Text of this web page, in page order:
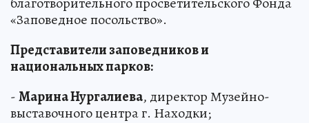
«Заповедное посольство».
Представители заповедников и
национальных парков:
-Марина Нургалиева, директор Музейно-
выставочного центра г. Находки;